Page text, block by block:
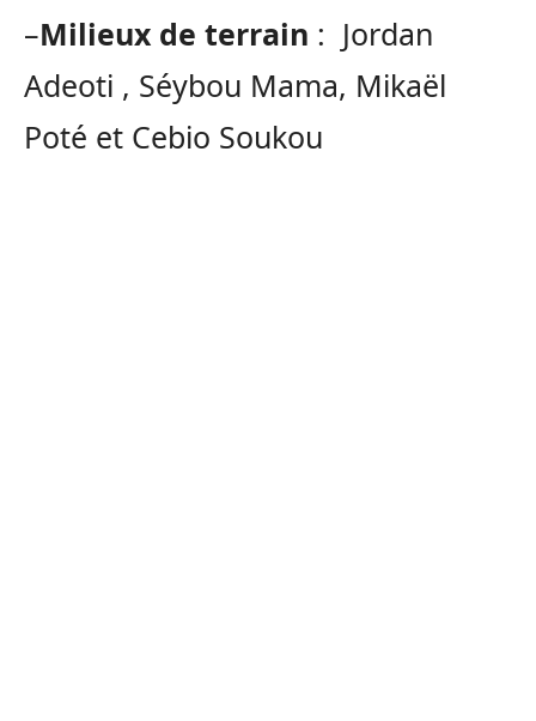
–Milieux de terrain : Jordan
Adeoti , Séybou Mama, Mikaël
Poté et Cebio Soukou